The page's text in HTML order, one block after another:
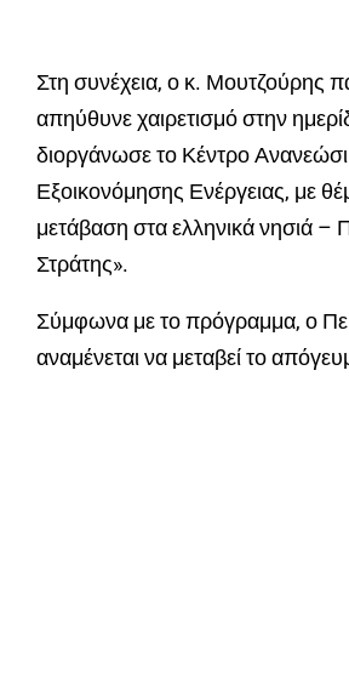
Στη συνέχεια, ο κ. Μουτζούρης
απηύθυνε χαιρετισμό στην
διοργάνωσε το Κέντρο
Εξοικονόμησης Ενέργειας, με
μετάβαση στα ελληνικά νησιά –
Στράτης».
Σύμφωνα με το πρόγραμμα, ο
αναμένεται να μεταβεί το